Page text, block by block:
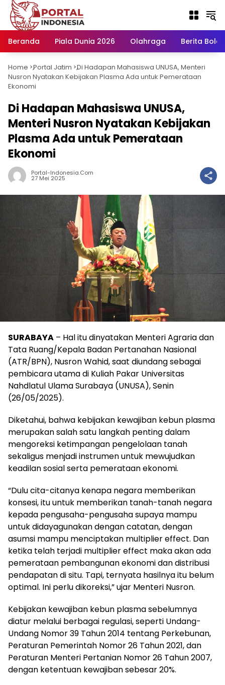
Langsung
konten
Beranda
Piala Dunia 2026 Olahraga Berita Bola
Home -
Portal Jatim -
Di Hadapan Mahasiswa UNUSA, Menteri
Nusron Nyatakan Kebijakan Plasma Ada untuk Pemerataan
Ekonomi
Di Hadapan Mahasiswa UNUSA,
Menteri Nusron Nyatakan Kebijakan
Plasma Ada untuk Pemerataan
Ekonomi
Portal-Indonesia.com
27 Mei 2025
SURABAYA – Hal itu dinyatakan Menteri Agraria dan
Tata Ruang/Kepala Badan Pertanahan Nasional
(ATR/BPN), Nusron Wahid, saat diundang sebagai
pembicara utama di Kuliah Pakar Universitas
Nahdlatul Ulama Surabaya (UNUSA), Senin
(26/05/2025).
Diketahui, bahwa kebijakan kewajiban kebun plasma
merupakan salah satu langkah penting dalam
mengoreksi ketimpangan pengelolaan tanah
sekaligus menjadi instrumen untuk mewujudkan
keadilan sosial serta pemerataan ekonomi.
“Dulu cita-citanya kenapa negara memberikan
konsesi, itu untuk memberikan tanah-tanah negara
kepada pengusaha-pengusaha supaya mampu
untuk didayagunakan dengan catatan, dengan
asumsi mampu menciptakan multiplier effect. Dan
ketika telah terjadi multiplier effect maka akan ada
pemerataan pembangunan ekonomi dan distribusi
pendapatan di situ. Tapi, ternyata hasilnya itu belum
optimal. Ini perlu dikoreksi,” ujar Menteri Nusron.
Kebijakan kewajiban kebun plasma sebelumnya
diatur melalui berbagai regulasi, seperti Undang-
Undang Nomor 39 Tahun 2014 tentang Perkebunan,
Peraturan Pemerintah Nomor 26 Tahun 2021, dan
Peraturan Menteri Pertanian Nomor 26 Tahun 2007,
dengan ketentuan kewajiban sebesar 20%.